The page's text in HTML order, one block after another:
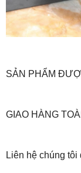
SẢN PHẨM
GIAO HÀNG
Liên hệ chúng